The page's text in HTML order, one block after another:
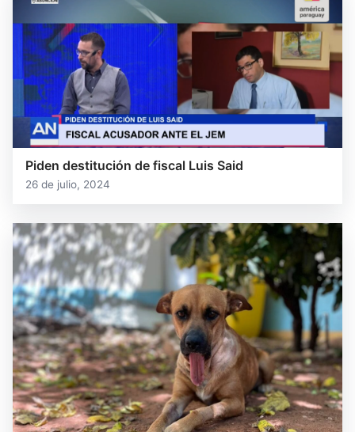
Piden destitución de fiscal Luis Said
26 de julio, 2024